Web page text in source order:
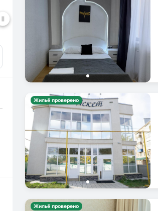
Уникальное
Жильё проверено
Жильё проверено